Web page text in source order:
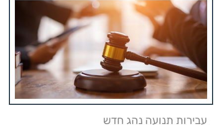
עבירות תנועה נהג חדש